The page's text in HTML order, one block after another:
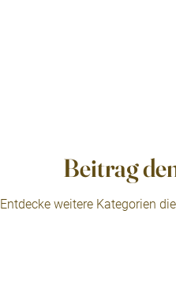
Beitrag
Entdecke weitere Kategorien